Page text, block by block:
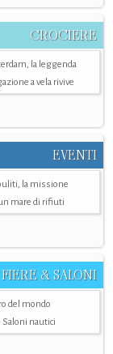
CROCIERE
la leggenda
a vela rivive
EVENTI
la missione
mare di rifiuti
FIERE & SALONI
del mondo
nautici